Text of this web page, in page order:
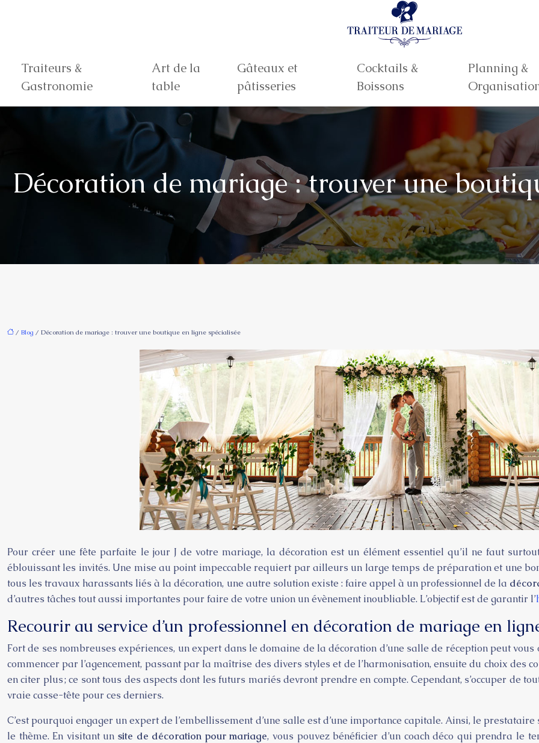
Traiteurs &
Gastronomie
Art de la
table
Gâteaux et
pâtisseries
Cocktails &
Boissons
Planning &
Décoration de mariage : trouver une
/ Blog / Décoration de mariage : trouver une boutique en ligne spécialisée
Pour créer une fête parfaite le jour J de votre mariage, la décoration est un élément essentiel qu’il ne faut
éblouissant les invités. Une mise au point impeccable requiert par ailleurs un large temps de préparation et une
tous les travaux harassants liés à la décoration, une autre solution existe : faire appel à un professionnel de la
d’autres tâches tout aussi importantes pour faire de votre union un évènement inoubliable. L’objectif est de garantir l’
Recourir au service d’un professionnel en décoration de mariage en
Fort de ses nombreuses expériences, un expert dans le domaine de la décoration d’une salle de réception peut
commencer par l’agencement, passant par la maîtrise des divers styles et de l’harmonisation, ensuite du choix des
en citer plus ; ce sont tous des aspects dont les futurs mariés devront prendre en compte. Cependant, s’occuper de
vraie casse-tête pour ces derniers.
C’est pourquoi engager un expert de l’embellissement d’une salle est d’une importance capitale. Ainsi, le
le thème. En visitant unsite de décoration pour mariage, vous pouvez bénéficier d’un coach déco qui prendra le